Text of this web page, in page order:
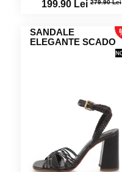
199.90 Lei 279.90 Lei
SANDALE
ELEGANTE SCADO